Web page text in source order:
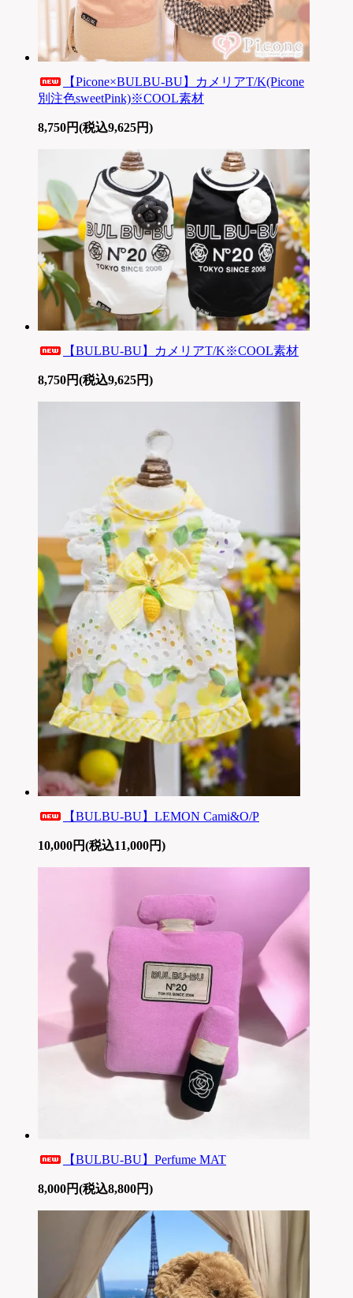
【Picone×BULBU-BU】カメリアT/K(Picone
別注色sweetPink)※COOL素材
8,750円(税込9,625円)
【BULBU-BU】カメリアT/K※COOL素材
8,750円(税込9,625円)
【BULBU-BU】LEMON Cami&O/P
10,000円(税込11,000円)
【BULBU-BU】Perfume MAT
8,000円(税込8,800円)